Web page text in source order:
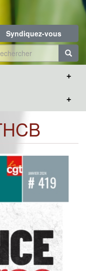
Syndiquez-vous